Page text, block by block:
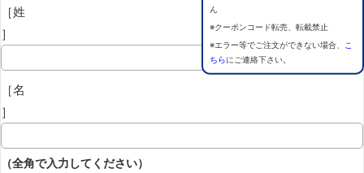
ん
※クーポンコード転売、転載禁止
※エラー等でご注文ができない場合、
こ
ちらにご連絡下さい。
［姓
］
［名
］
（全角で入力してください）